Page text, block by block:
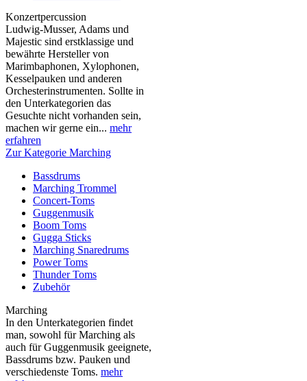
Konzertpercussion
Ludwig-Musser, Adams und
Majestic sind erstklassige und
bewährte Hersteller von
Marimbaphonen, Xylophonen,
Kesselpauken und anderen
Orchesterinstrumenten. Sollte in
den Unterkategorien das
Gesuchte nicht vorhanden sein,
machen wir gerne ein... mehr
erfahren
Zur Kategorie Marching
Bassdrums
Marching Trommel
Concert-Toms
Guggenmusik
Boom Toms
Gugga Sticks
Marching Snaredrums
Power Toms
Thunder Toms
Zubehör
Marching
In den Unterkategorien findet
man, sowohl für Marching als
auch für Guggenmusik geeignete,
Bassdrums bzw. Pauken und
verschiedenste Toms. mehr